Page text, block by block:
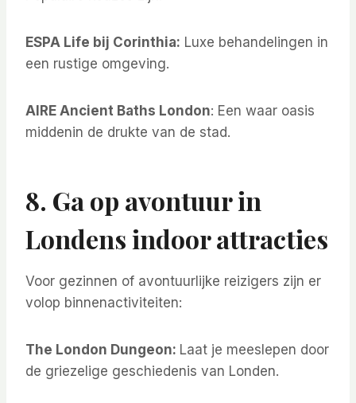
ESPA Life bij Corinthia: Luxe behandelingen in
een rustige omgeving.
AIRE Ancient Baths London: Een waar oasis
middenin de drukte van de stad.
8. Ga op avontuur in
Londens indoor attracties
Voor gezinnen of avontuurlijke reizigers zijn er
volop binnenactiviteiten:
The London Dungeon: Laat je meeslepen door
de griezelige geschiedenis van Londen.